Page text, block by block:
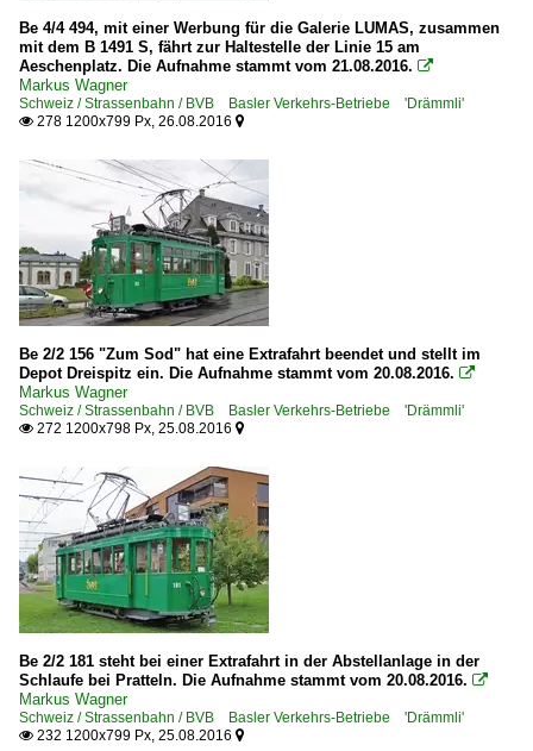
Be 4/4 494, mit einer Werbung für die Galerie LUMAS, zusammen
mit dem B 1491 S, fährt zur Haltestelle der Linie 15 am
Aeschenplatz. Die Aufnahme stammt vom 21.08.2016. 
Markus Wagner
Schweiz / Strassenbahn / BVB Basler Verkehrs-Betriebe 'Drämmli'
 278 1200x799 Px, 26.08.2016 
Be 2/2 156 "Zum Sod" hat eine Extrafahrt beendet und stellt im
Depot Dreispitz ein. Die Aufnahme stammt vom 20.08.2016. 
Markus Wagner
Schweiz / Strassenbahn / BVB Basler Verkehrs-Betriebe 'Drämmli'
 272 1200x798 Px, 25.08.2016 
Be 2/2 181 steht bei einer Extrafahrt in der Abstellanlage in der
Schlaufe bei Pratteln. Die Aufnahme stammt vom 20.08.2016. 
Markus Wagner
Schweiz / Strassenbahn / BVB Basler Verkehrs-Betriebe 'Drämmli'
 232 1200x799 Px, 25.08.2016 